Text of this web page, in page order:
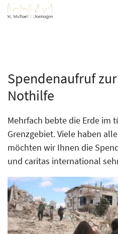
Zum Inhalt springen
Spendenaufruf
Nothilfe
Mehrfach bebte die Erde im
Grenzgebiet. Viele haben
möchten wir Ihnen die
und caritas international